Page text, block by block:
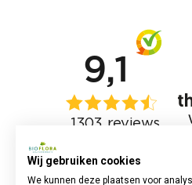
Wij gebruiken cookies
We kunnen deze plaatsen voor